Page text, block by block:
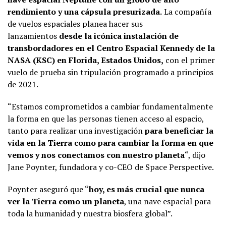
rendimiento y una cápsula presurizada.La compañía
de vuelos espaciales planea hacer sus
lanzamientos desde la icónica instalación de
transbordadores en el Centro Espacial Kennedy de la
NASA (KSC) en Florida, Estados Unidos, con el primer
vuelo de prueba sin tripulación programado a principios
de 2021.
“Estamos comprometidos a cambiar fundamentalmente
la forma en que las personas tienen acceso al espacio,
tanto para realizar una investigaciónpara beneficiar la
vida en la Tierra como para cambiar la forma en que
vemos y nos conectamos con nuestro planeta“, dijo
Jane Poynter, fundadora y co-CEO de Space Perspective.
Poynter aseguró que “hoy, es más crucial que nunca
ver la Tierra como un planeta, una nave espacial para
toda la humanidad y nuestra biosfera global”.